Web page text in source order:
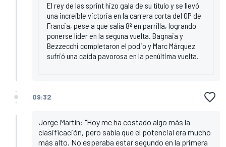
El rey de las sprint hizo gala de su título y se llevó
una increíble victoria en la carrera corta del GP de
Francia, pese a que salía 8º en parrilla, logrando
ponerse líder en la seguna vuelta. Bagnaia y
Bezzecchi completaron el podio y Marc Márquez
sufrió una caída pavorosa en la penúltima vuelta.
09:32
Jorge Martín: "Hoy me ha costado algo más la
clasificación, pero sabía que el potencial era mucho
más alto. No esperaba estar segundo en la primera